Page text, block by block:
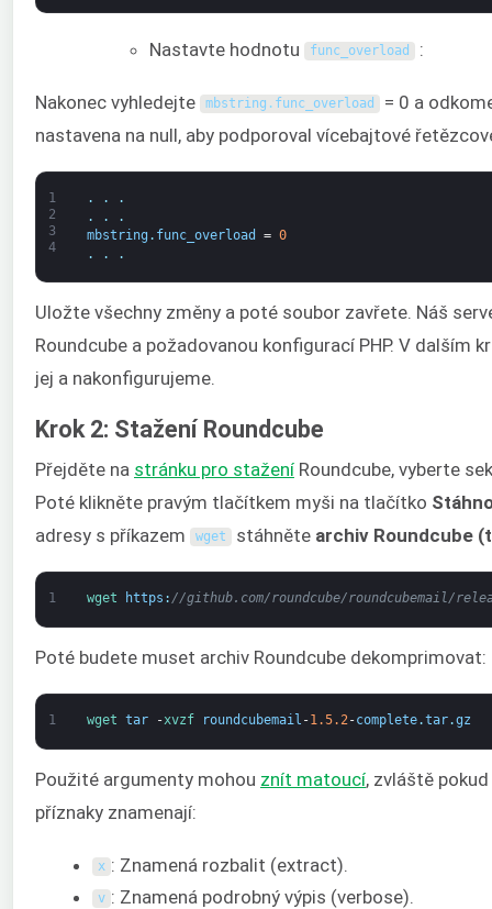
Nastavte hodnotu func_overload :
Nakonec vyhledejte mbstring . func_overload = 0 a
nastavena na null, aby podporoval vícebajtové
1
2
3
4
. .
.
.
.
.
mbstring . func_overload = 0
.
. .
Uložte všechny změny a poté soubor zavřete. Náš
Roundcube a požadovanou konfigurací PHP. V
jej a nakonfigurujeme.
Krok 2: Stažení Roundcube
Přejděte na stránku pro stažení Roundcube, vyberte
Poté klikněte pravým tlačítkem myši na tlačítko
adresy s příkazem
wget stáhněte archiv Roundcube
1 wget https : //github.com/roundcube/roundcubemail/
Poté budete muset archiv Roundcube dekomprimovat:
1 wget tar -xvzf roundcubemail -1.5.2-complete.tar.gz
Použité argumenty mohou znít matoucí, zvláště
příznaky znamenají:
x : Znamená rozbalit (extract).
v : Znamená podrobný výpis (verbose).